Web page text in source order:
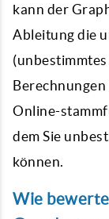
kann der
Ableitung die
Berechnungen
Online-
dem Sie
können.
Wie